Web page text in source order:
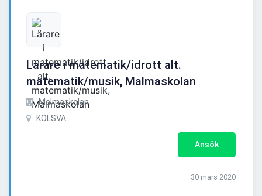
Lärare i matematik/idrott alt.
matematik/musik, Malmaskolan
Malmaskolan
KOLSVA
Ansök
30 mars 2020